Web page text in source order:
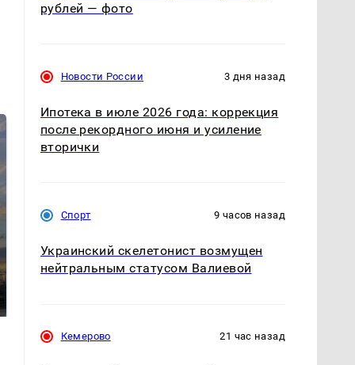
В магазинах России
СМИ: В Химках на
полицейскую
рублей — фото
Новости России 3 дня назад
Ипотека в июле 2026 года: коррекция
после рекордного июня и усиление
вторички
Спорт 9 часов назад
Украинский скелетонист возмущен
нейтральным статусом Валиевой
Кемерово 21 час назад